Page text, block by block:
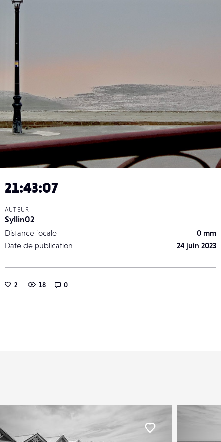
21:43:07
AUTEUR
Syllin02
Distance focale
0 mm
Date de publication
24 juin 2023
2 18 0